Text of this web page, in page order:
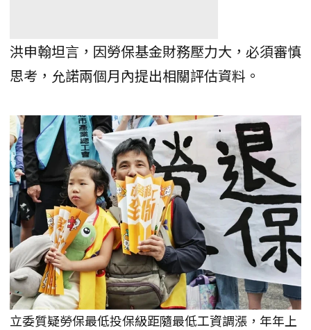
洪申翰坦言，因勞保基金財務壓力大，必須審慎
思考，允諾兩個月內提出相關評估資料。
立委質疑勞保最低投保級距隨最低工資調漲，年年上